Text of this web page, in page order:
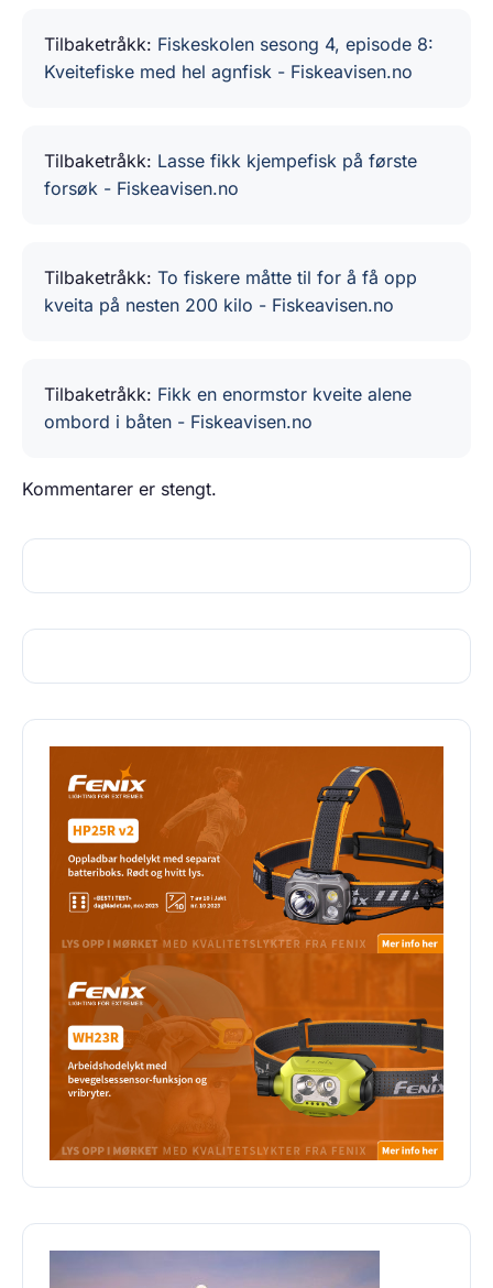
Tilbaketråkk: Fiskeskolen sesong 4, episode 8:
Kveitefiske med hel agnfisk - Fiskeavisen.no
Tilbaketråkk: Lasse fikk kjempefisk på første
forsøk - Fiskeavisen.no
Tilbaketråkk: To fiskere måtte til for å få opp
kveita på nesten 200 kilo - Fiskeavisen.no
Tilbaketråkk: Fikk en enormstor kveite alene
ombord i båten - Fiskeavisen.no
Kommentarer er stengt.